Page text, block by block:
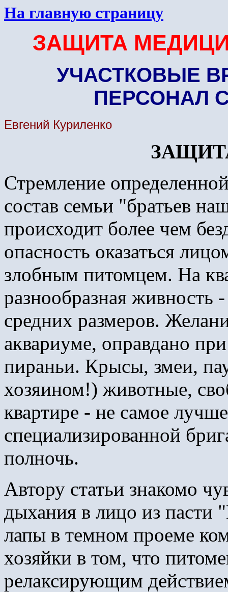
На главную страницу
ЗАЩИТА
УЧАСТКОВЫЕ
ПЕРСОНАЛ
Евгений Куриленко
Стремление
состав семьи "братьев
происходит более чем
опасность оказаться
злобным питомцем. На
разнообразная живность
средних размеров.
аквариуме, оправдано
пираньи. Крысы, змеи,
хозяином!) животные,
квартире - не самое
специализированной
полночь.
Автору статьи знакомо
дыхания в лицо из пасти
лапы в темном проеме
хозяйки в том, что
релаксирующим